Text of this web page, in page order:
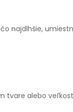
najdlhšie,
tvare alebo